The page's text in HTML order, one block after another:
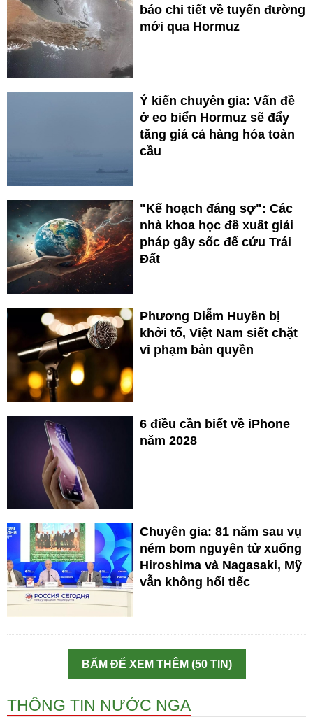
báo chi tiết về tuyến đường
mới qua Hormuz
Ý kiến chuyên gia: Vấn đề
ở eo biển Hormuz sẽ đẩy
tăng giá cả hàng hóa toàn
cầu
"Kế hoạch đáng sợ": Các
nhà khoa học đề xuất giải
pháp gây sốc để cứu Trái
Đất
Phương Diễm Huyền bị
khởi tố, Việt Nam siết chặt
vi phạm bản quyền
6 điều cần biết về iPhone
năm 2028
Chuyên gia: 81 năm sau vụ
ném bom nguyên tử xuống
Hiroshima và Nagasaki, Mỹ
vẫn không hối tiếc
BẤM ĐỂ XEM THÊM (50 TIN)
THÔNG TIN NƯỚC NGA